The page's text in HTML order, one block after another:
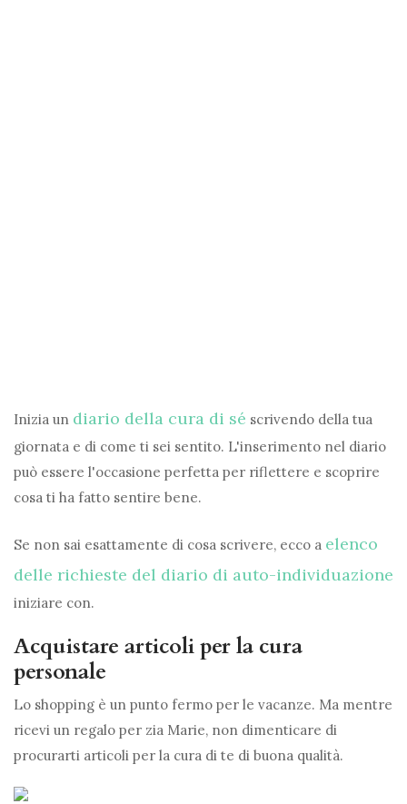
Inizia un diario della cura di sé scrivendo della tua
giornata e di come ti sei sentito. L'inserimento nel diario
può essere l'occasione perfetta per riflettere e scoprire
cosa ti ha fatto sentire bene.
Se non sai esattamente di cosa scrivere, ecco a elenco
delle richieste del diario di auto-individuazione
iniziare con.
Acquistare articoli per la cura
personale
Lo shopping è un punto fermo per le vacanze. Ma mentre
ricevi un regalo per zia Marie, non dimenticare di
procurarti articoli per la cura di te di buona qualità.